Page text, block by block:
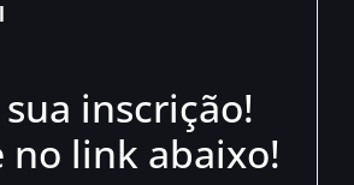
sua inscrição!
no link abaixo!